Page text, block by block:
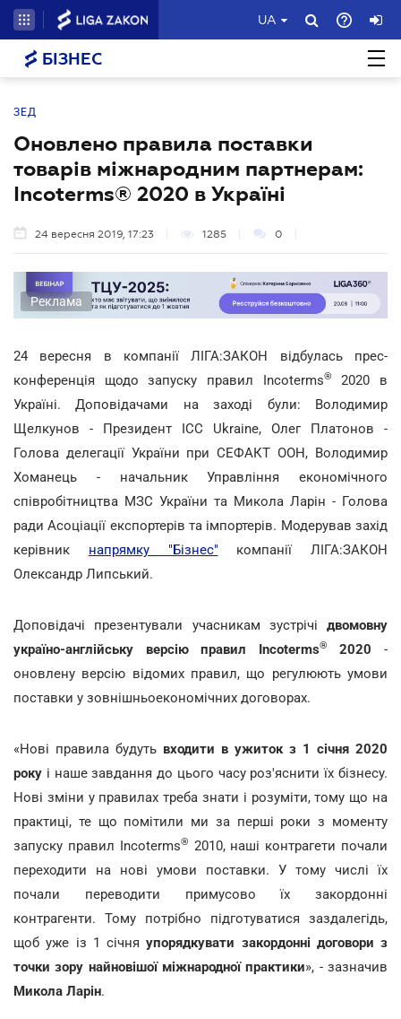
UA
БІЗНЕС
ЗЕД
Оновлено правила поставки
товарів міжнародним партнерам:
Incoterms® 2020 в Україні
24 вересня 2019, 17:23 1285 0
Реклама
24 вересня в компанії ЛІГА:ЗАКОН відбулась прес-
конференція
щодо запуску правил Incoterms®
2020 в
Україні. Доповідачами на заході були: Володимир
Щелкунов - Президент ICC Ukraine, Олег Платонов -
Голова делегації України при СЕФАКТ ООН, Володимир
Хоманець - начальник Управління економічного
співробітництва МЗС України та Микола Ларін - Голова
ради Асоціації експортерів та імпортерів. Модерував захід
керівник напрямку "Бізнес" компанії ЛІГА:ЗАКОН
Олександр Липський.
Доповідачі презентували учасникам зустрічі двомовну
україно-англійську версію правил Incoterms® 2020 -
оновлену версію відомих правил, що регулюють умови
поставки у зовнішньоекономічних договорах.
«Нові правила будуть входити в ужиток з 1 січня 2020
року і наше завдання до цього часу роз'яснити їх бізнесу.
Нові зміни у правилах треба знати і розуміти, тому що на
практиці, те що помітили ми за перші роки з моменту
запуску правил Incoterms® 2010, наші контрагети почали
переходити на нові умови поставки. У тому числі їх
почали переводити примусово їх закордонні
контрагенти. Тому потрібно підготуватися заздалегідь,
щоб уже із 1 січняупорядкувати закордонні договори з
точки зору найновішої міжнародної практики», - зазначив
Микола Ларін.